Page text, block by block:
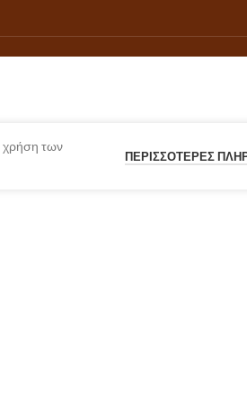
χρήση των
ΠΕΡΙΣΣΌΤΕΡΕΣ